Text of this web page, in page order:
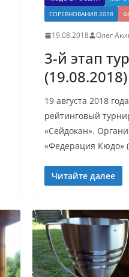
СОРЕВНОВАНИЯ 2018
19.08.2018 Олег
3-й этап
(19.08.2018)
19 августа 2018
рейтинговый
«Сейдокан».
«Федерация Кюдо»
Читайте далее